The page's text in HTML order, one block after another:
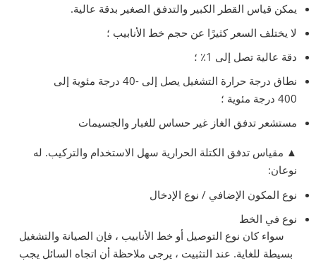
يمكن قياس القطر الكبير والتدفق الصغير بدقة عالية.
لا يختلف السعر كثيرًا عن حجم خط الأنابيب ؛
دقة عالية تصل إلى 1٪ ؛
نطاق درجة حرارة التشغيل يصل إلى -40 درجة مئوية إلى
400 درجة مئوية ؛
مستشعر تدفق الغاز غير حساس للغبار والجسيمات
▲ مقياس تدفق الكتلة الحرارية سهل الاستخدام والتركيب. له
نوعان:
نوع المكون الإضافي / نوع الإدخال
نوع في الخط
سواء كان نوع التوصيل أو خط الأنابيب ، فإن الصيانة والتشغيل
بسيطة للغاية. عند التثبيت ، يرجى ملاحظة أن اتجاه السائل يجب